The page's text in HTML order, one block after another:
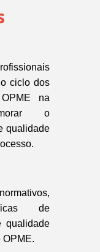
ciclo dos
na
o
qualidade
de
qualidade
OPME.